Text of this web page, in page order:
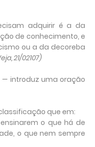
adquirir é a da
de conhecimento, e
ou a da decoreba
21/02107)
introduz uma oração
que em:
ensinarem o que há de
o que nem sempre